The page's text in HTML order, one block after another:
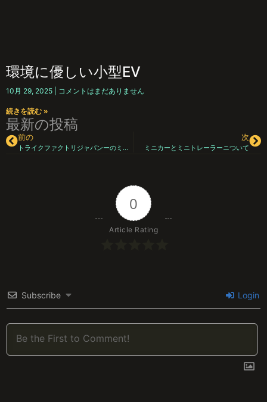
環境に優しい小型EV
10月 29, 2025 コメントはまだありません
続きを読む »
最新の投稿
前の
トライクファクトリジャパンーのミニトレーラー
次
ミニカーとミニトレーラーニついて
0
Article Rating
Subscribe Login